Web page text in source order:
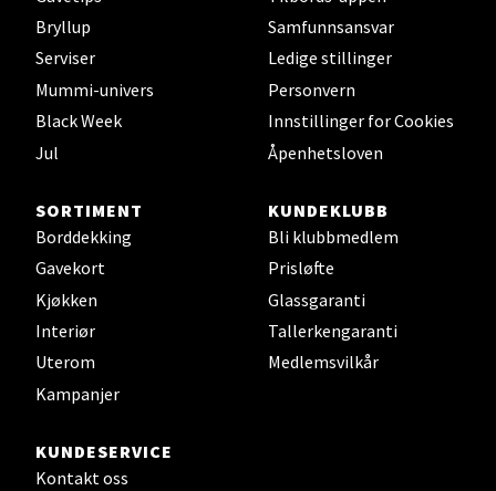
Bryllup
Serviser
Mummi-univers
Black Week
Jul
Samfunnsansvar
Ledige stillinger
Personvern
Innstillinger for Cookies
Åpenhetsloven
SORTIMENT
Borddekking
Gavekort
Kjøkken
Interiør
Uterom
Kampanjer
KUNDEKLUBB
Bli klubbmedlem
Prisløfte
Glassgaranti
Tallerkengaranti
Medlemsvilkår
KUNDESERVICE
Kontakt oss
Mo i Rana - Thon Senter Mo i
Rana
Åpent i dag 10-18
Velg
Ålesund - Thon Senter Moa
Langelandsvegen 25, 6010 Ålesund
Åpent i dag 10-18
0 i butikk